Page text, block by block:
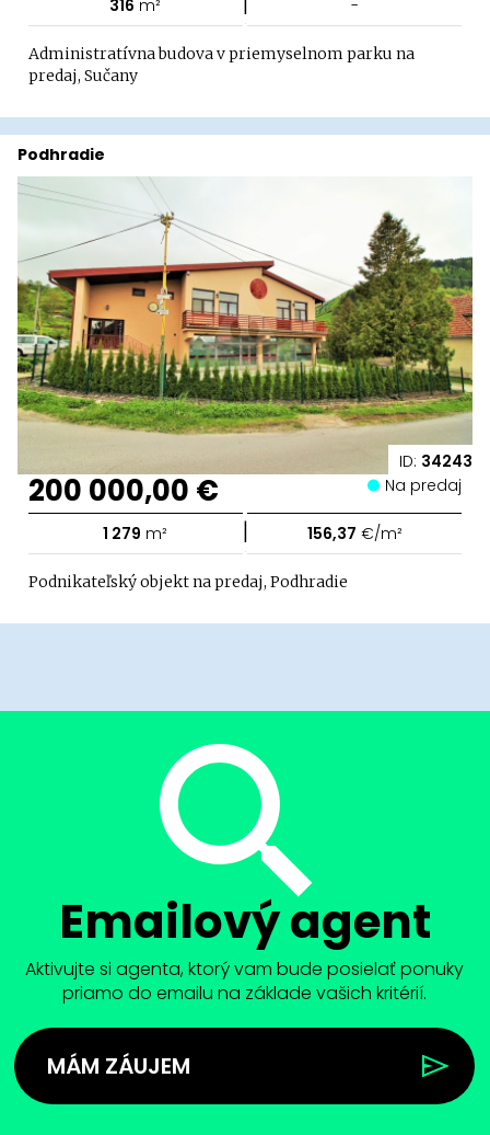
316 m² -
Administratívna budova v priemyselnom parku na
predaj, Sučany
ID: 34243
Podhradie
200 000,00 € Na predaj
1 279 m² | 156,37 €/m²
Podnikateľský objekt na predaj, Podhradie
Emailový agent
Aktivujte si agenta, ktorý vam bude posielať ponuky
priamo do emailu na základe vašich kritérií.
MÁM ZÁUJEM